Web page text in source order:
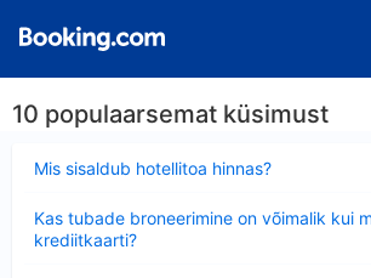
10 populaarsemat küsimust
Mis sisaldub hotellitoa hinnas?
Kas tubade broneerimine on võimalik kui
krediitkaarti?